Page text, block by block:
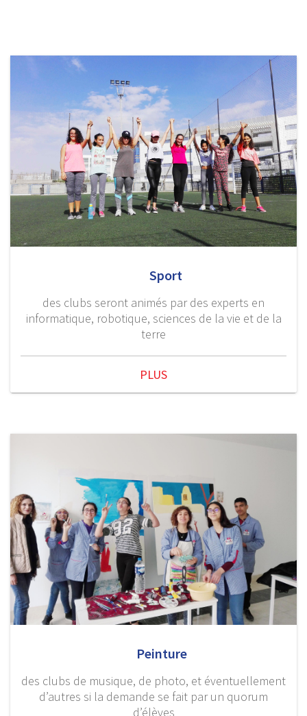
Sport
des clubs seront animés par des experts en
informatique, robotique, sciences de la vie et de la
terre
PLUS
Peinture
des clubs de musique, de photo, et éventuellement
d’autres si la demande se fait par un quorum
d’élèves